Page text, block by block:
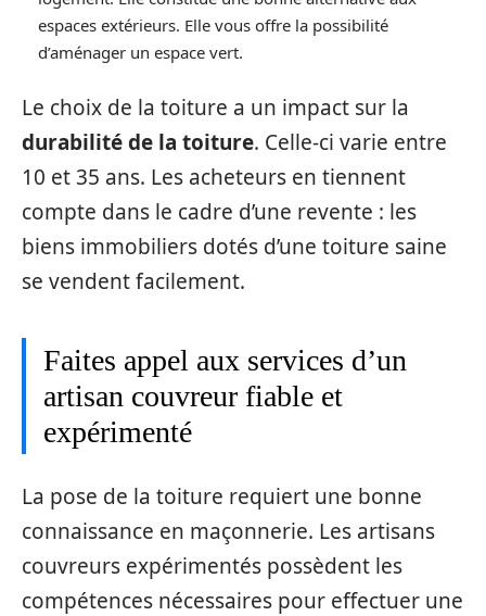
espaces extérieurs. Elle vous offre la possibilité
d’aménager un espace vert.
Le choix de la toiture a un impact sur la
durabilité de la toiture. Celle-ci varie entre
10 et 35 ans. Les acheteurs en tiennent
compte dans le cadre d’une revente : les
biens immobiliers dotés d’une toiture saine
se vendent facilement.
Faites appel aux services d’un
artisan couvreur fiable et
expérimenté
La pose de la toiture requiert une bonne
connaissance en maçonnerie. Les artisans
couvreurs expérimentés possèdent les
compétences nécessaires pour effectuer une